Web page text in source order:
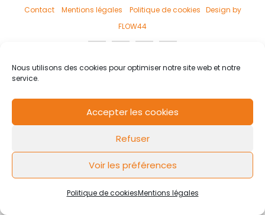
Nous utilisons des cookies pour optimiser notre site web et notre
service.
Accepter les cookies
Refuser
Voir les préférences
Politique de cookiesMentions légales
Contact
Mentions légales Politique de cookies Design by
FLOW44